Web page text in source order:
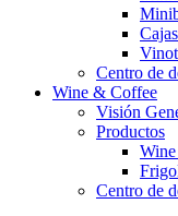
Centro de
Wine & Coffee
Visión
Productos
Centro de